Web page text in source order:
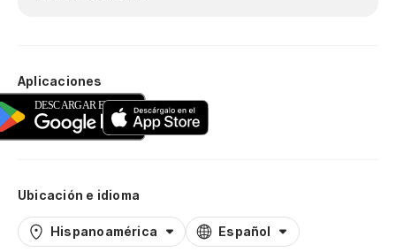
Aplicaciones
Ubicación e idioma
Hispanoamérica Español